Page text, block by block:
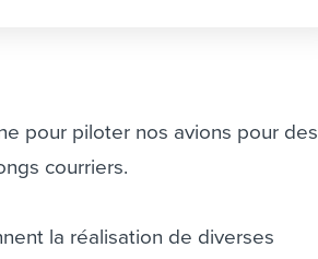
pour piloter nos avions pour des
courriers.
la réalisation de diverses